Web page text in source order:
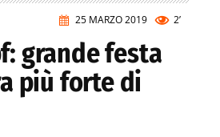
25 MARZO 2019 2’
grande festa
più forte di